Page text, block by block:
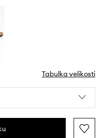
Tabulka velikosti